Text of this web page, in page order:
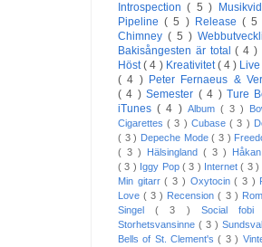
Introspection( 5 )
Pipeline( 5 ) Release( 5
Chimney ( 5 )
Bakisångesten är total( 4 )
Höst( 4 ) Kreativitet( 4 ) Live
( 4 ) Peter Fernaeus &
( 4 )Semester ( 4 ) Ture
iTunes( 4 ) Album ( 3 )
Cigarettes( 3 ) Cubase( 3 )
( 3 ) Depeche Mode( 3 )
( 3 ) Hälsingland ( 3 )
( 3 ) Iggy Pop ( 3 ) Internet( 3 )
Min gitarr( 3 ) Oxytocin( 3 )
Love( 3 ) Recension( 3 )
Singel( 3 ) Social
Storhetsvansinne ( 3 )
Bells of St. Clement's( 3 )